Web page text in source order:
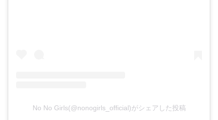
No No Girls(@nonogirls_official)がシェアした投稿